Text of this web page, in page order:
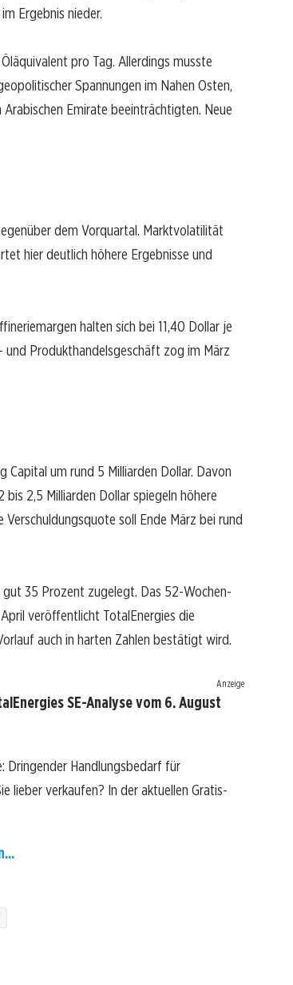
Ergebnis nieder.
pro Tag. Allerdings musste
Spannungen im Nahen Osten,
Emirate beeinträchtigten. Neue
dem Vorquartal. Marktvolatilität
hier deutlich höhere Ergebnisse und
halten sich bei 11,40 Dollar je
Produkthandelsgeschäft zog im März
um rund 5 Milliarden Dollar. Davon
2,5 Milliarden Dollar spiegeln höhere
soll Ende März bei rund
35 Prozent zugelegt. Das 52-Wochen-
veröffentlicht TotalEnergies die
auch in harten Zahlen bestätigt wird.
Anzeige
SE-Analyse vom 6. August
Dringender Handlungsbedarf für
lieber verkaufen? In der aktuellen Gratis-